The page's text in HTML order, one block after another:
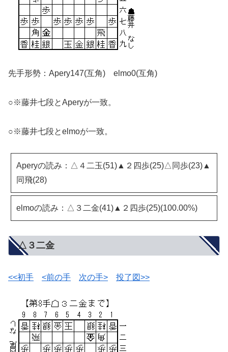
先手形勢：Apery147(互角) elmo0(互角)
○※藤井七段とAperyが一致。
○※藤井七段とelmoが一致。
Aperyの読み：△４二玉(51)▲２四歩(25)△同歩(23)▲
同飛(28)
elmoの読み：△３二金(41)▲２四歩(25)(100.00%)
△３二金
<<初手 <前の手 次の手> 投了図>>